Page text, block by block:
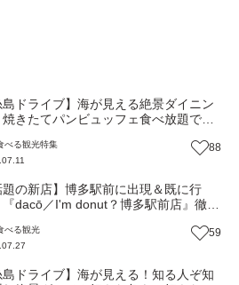
島ドライブ】海が見える絶景ダイニン
焼きたてパンビュッフェ食べ放題で大
Cafe』（福岡・糸島市）【まち歩
べる観光特集
88
題の新店】博多駅前に出現＆既に行
dacō／I'm donut？博多駅前店』徹底
方＆イチオシメニューも紹介！（福岡
区）【まち歩き】
べる観光
59
島ドライブ】海が見える！知る人ぞ知